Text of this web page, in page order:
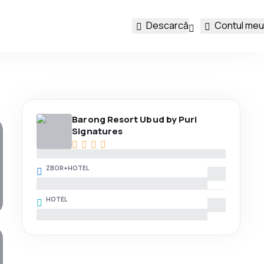
Descarcă Contul meu
Barong Resort Ubud by Puri
Signatures
ZBOR+HOTEL
HOTEL